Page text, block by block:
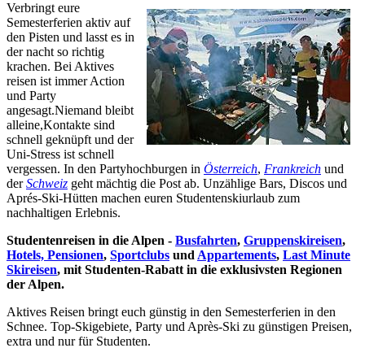
Verbringt eure
Semesterferien aktiv auf
den Pisten und lasst es in
der nacht so richtig
krachen. Bei Aktives
reisen ist immer Action
und Party
angesagt.Niemand bleibt
alleine,Kontakte sind
schnell geknüpft und der
Uni-Stress ist schnell
vergessen. In den Partyhochburgen in Österreich, Frankreich und
derSchweiz geht mächtig die Post ab. Unzählige Bars, Discos und
Aprés-Ski-Hütten machen euren Studentenskiurlaub zum
nachhaltigen Erlebnis.
Studentenreisen in die Alpen - Busfahrten, Gruppenskireisen,
Hotels, Pensionen, Sportclubs und Appartements, Last Minute
Skireisen, mit Studenten-Rabatt in die exklusivsten Regionen
der Alpen.
Aktives Reisen bringt euch günstig in den Semesterferien in den
Schnee. Top-Skigebiete, Party und Après-Ski zu günstigen Preisen,
extra und nur für Studenten.